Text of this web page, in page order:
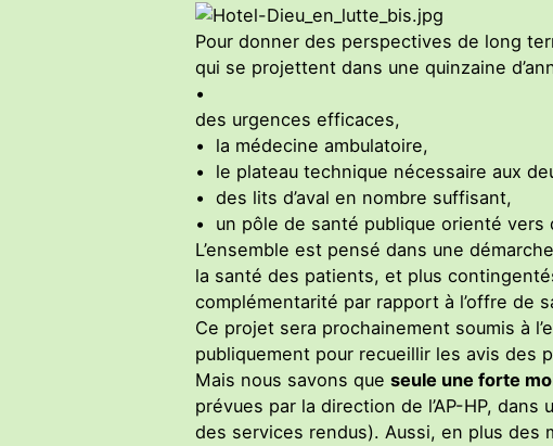
Pour donner des perspectives de long
qui se projettent dans une quinzaine
•
des urgences efficaces,
• la médecine ambulatoire,
• le plateau technique nécessaire aux
• des lits d’aval en nombre suffisant,
• un pôle de santé publique orienté
L’ensemble est pensé dans une
la santé des patients, et plus
complémentarité par rapport à l’offre de
Ce projet sera prochainement soumis à
publiquement pour recueillir les avis
Mais nous savons que seule une forte
prévues par la direction de l’AP-HP,
des services rendus). Aussi, en plus des